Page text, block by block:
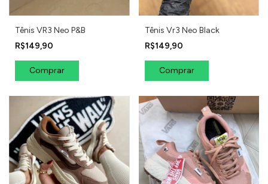
Tênis VR3 Neo P&B
R$149,90
Comprar
Tênis Vr3 Neo Black
R$149,90
Comprar